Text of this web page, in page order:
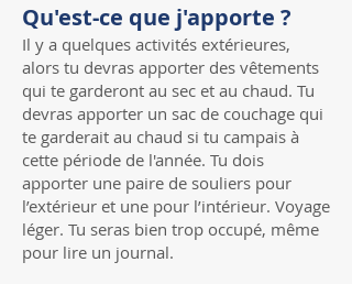
Qu'est-ce que j'apporte ?
Il y a quelques activités extérieures,
alors tu devras apporter des vêtements
qui te garderont au sec et au chaud. Tu
devras apporter un sac de couchage qui
te garderait au chaud si tu campais à
cette période de l'année. Tu dois
apporter une paire de souliers pour
l’extérieur et une pour l’intérieur. Voyage
léger. Tu seras bien trop occupé, même
pour lire un journal.